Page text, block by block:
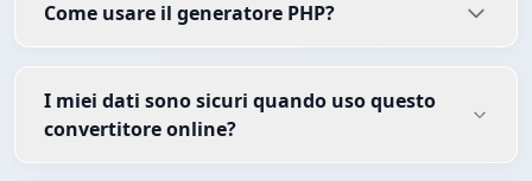
Come usare il generatore PHP?
I miei dati sono sicuri quando uso questo
convertitore online?